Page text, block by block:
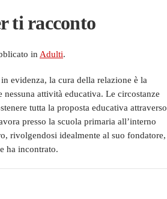
ti racconto
in Adulti.
evidenza, la cura della relazione è la
attività educativa. Le circostanze
tutta la proposta educativa attraverso
presso la scuola primaria all’interno
rivolgendosi idealmente al suo fondatore,
ha incontrato.